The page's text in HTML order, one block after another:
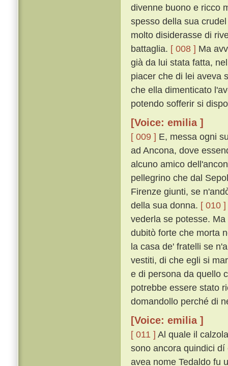
divenne buono e ricco
spesso della sua
molto disiderasse di
battaglia. [ 008 ] Ma
già da lui stata fatta,
piacer che di lei aveva
che ella dimenticato
potendo sofferir si
[Voice: emilia ]
[ 009 ] E, messa ogni
ad Ancona, dove
alcuno amico
pellegrino che dal
Firenze giunti, se
della sua donna. [ 010 ]
vederla se potesse.
dubitò forte che morta
la casa de' fratelli se
vestiti, di che egli si
e di persona da quello
potrebbe essere stato
domandollo perché di
[Voice: emilia ]
[ 011 ] Al quale il
sono ancora quindici
avea nome Tedaldo fu